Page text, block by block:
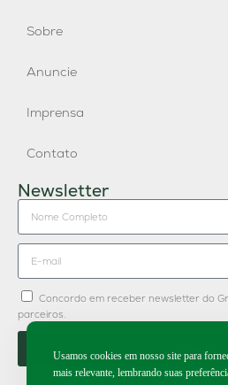
Sobre
Anuncie
Imprensa
Contato
Newsletter
Concordo em receber newsletter do
parceiros.
Enviar
Usamos cookies em nosso site para
mais relevante, lembrando suas